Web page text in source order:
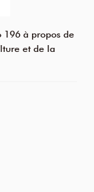
196 à propos de
et de la